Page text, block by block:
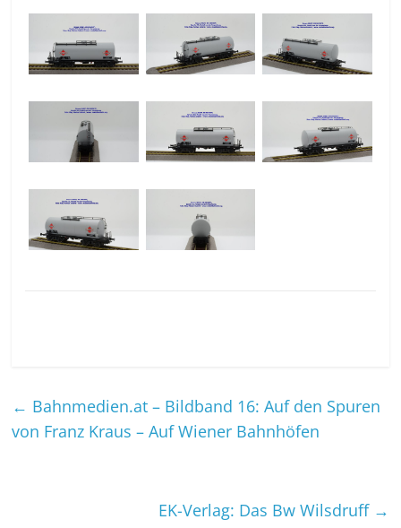
← Bahnmedien.at – Bildband 16: Auf den Spuren
von Franz Kraus – Auf Wiener Bahnhöfen
EK-Verlag: Das Bw Wilsdruff →